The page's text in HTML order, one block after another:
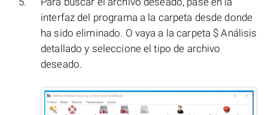
interfaz del programa a la carpeta desde donde
ha sido eliminado. O vaya a la carpeta $ Análisis
detallado y seleccione el tipo de archivo
deseado.